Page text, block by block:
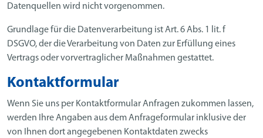
Datenquellen wird nicht vorgenommen.
Grundlage für die Datenverarbeitung ist Art. 6 Abs. 1 lit. f
DSGVO, der die Verarbeitung von Daten zur Erfüllung eines
Vertrags oder vorvertraglicher Maßnahmen gestattet.
Kontaktformular
Wenn Sie uns per Kontaktformular Anfragen zukommen lassen,
werden Ihre Angaben aus dem Anfrageformular inklusive der
von Ihnen dort angegebenen Kontaktdaten zwecks